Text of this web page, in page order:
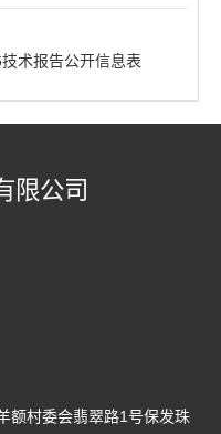
术报告公开信息表
限公司
额村委会翡翠路1号保发珠